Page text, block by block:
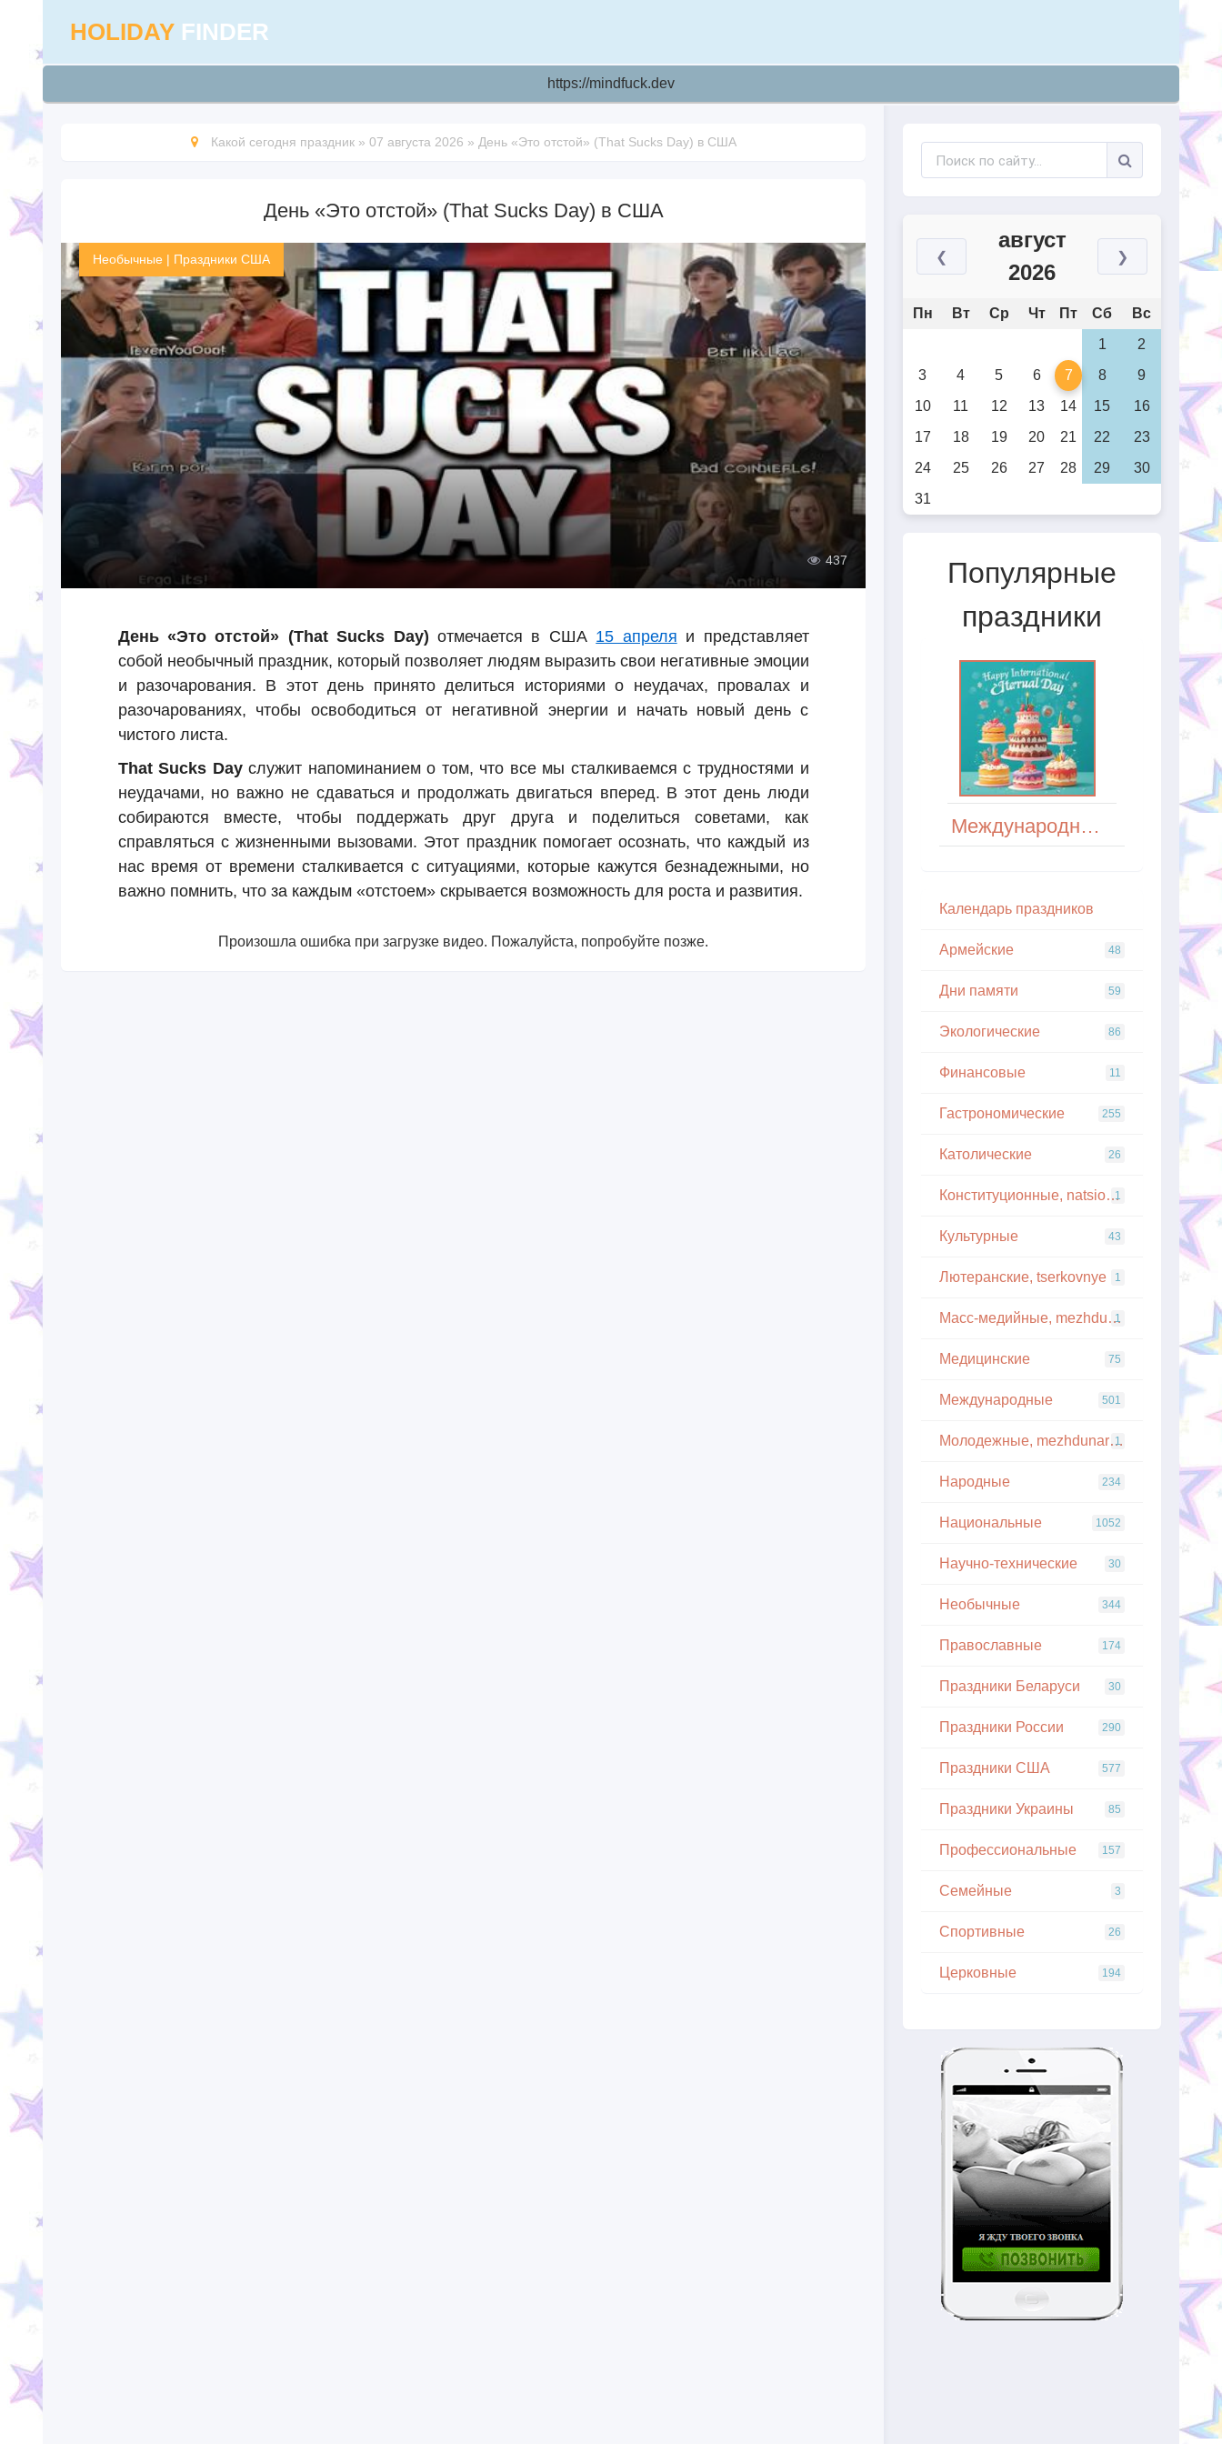
HOLIDAY FINDER
https://mindfuck.dev
Какой сегодня праздник » 07 августа 2026 » День «Это отстой» (That Sucks Day) в США
День «Это отстой» (That Sucks Day) в США
Необычные | Праздники США
437
День «Это отстой» (That Sucks Day) отмечается в США 15 апреля и представляет
собой необычный праздник, который позволяет людям выразить свои негативные эмоции
и разочарования. В этот день принято делиться историями о неудачах, провалах и
разочарованиях, чтобы освободиться от негативной энергии и начать новый день с
чистого листа.
That Sucks Dayслужит напоминанием о том, что все мы сталкиваемся с трудностями и
неудачами, но важно не сдаваться и продолжать двигаться вперед. В этот день люди
собираются вместе, чтобы поддержать друг друга и поделиться советами, как
справляться с жизненными вызовами. Этот праздник помогает осознать, что каждый из
нас время от времени сталкивается с ситуациями, которые кажутся безнадежными, но
важно помнить, что за каждым «отстоем» скрывается возможность для роста и развития.
Произошла ошибка при загрузке видео. Пожалуйста, попробуйте позже.
❮
август
2026
❯
Пн Вт Ср Чт Пт Сб
Вс
1
2
3
4 5 6 7 8
9
10
11 12 13 14 15
16
17
18 19 20 21 22
23
24
25 26 27 28 29
30
31
Популярные
праздники
Международный день торта (International Cake Day)
Кaлeндapь пpaздникoв
Армейские 48
Дни памяти 59
Экологические 86
Финансовые 11
Гастрономические 255
Католические 26
Конституционные, natsionalnye
1
Культурные 43
Лютеранские, tserkovnye 1
Масс-медийные, mezhdunarodnye
1
Медицинские 75
Международные 501
Молодежные, mezhdunarodnye
1
Народные 234
Национальные 1052
Научно-технические 30
Необычные 344
Православные 174
Праздники Беларуси 30
Праздники России 290
Праздники США 577
Праздники Украины 85
Профессиональные 157
Семейные 3
Спортивные 26
Церковные 194